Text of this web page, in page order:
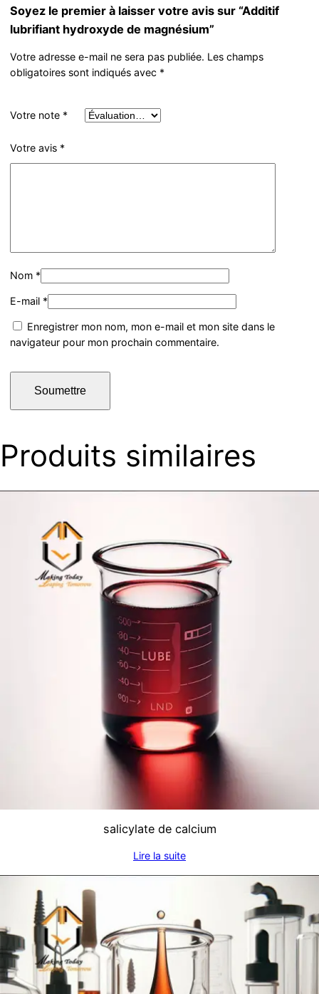
Soyez le premier à laisser votre avis sur “Additif
lubrifiant hydroxyde de magnésium”
Votre adresse e-mail ne sera pas publiée. Les champs
obligatoires sont indiqués avec *
Votre note *
Votre avis *
Nom *
E-mail *
Enregistrer mon nom, mon e-mail et mon site dans le
navigateur pour mon prochain commentaire.
Produits similaires
salicylate de calcium
Lire la suite